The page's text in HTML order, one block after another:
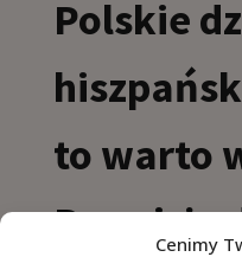
Cenimy
Polskie
to warto
Prowizja